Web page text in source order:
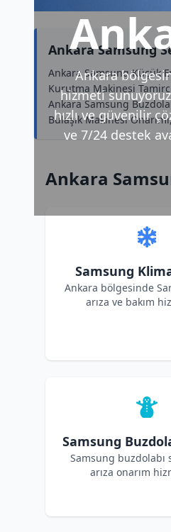
Ankara
hizmeti
hızlı ve güvenilir
ve 7/24 destek
Ankara Samsung
Ankara Samsung Küçük
Kurutma Makinesi
Ankara Samsung
Bulaşık Makinesi
Ankara
Samsung
Ankara bölgesinde
arıza ve bakım
Samsung
Samsung buzdolabı
arıza onarım